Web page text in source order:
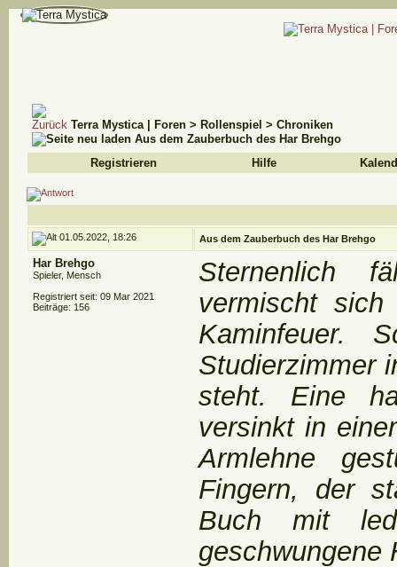
Terra Mystica | Foren > Rollenspiel > Chroniken
Aus dem Zauberbuch des Har Brehgo
Registrieren
Hilfe
01.05.2022, 18:26 Aus dem Zauberbuch des Har Brehgo
Har Brehgo
Spieler, Mensch
Registriert seit: 09 Mar 2021
Beiträge: 156
Sternenlich
vermischt
Kaminfeuer.
Studierzimmer
steht. Eine
versinkt in
Armlehne
Fingern, der
Buch mit
geschwungene